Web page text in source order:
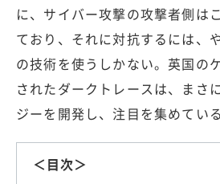
に、サイバー攻撃の攻撃者側は
ており、それに対抗するには、
の技術を使うしかない。英国の
されたダークトレースは、まさ
ジーを開発し、注目を集めてい
＜目次＞